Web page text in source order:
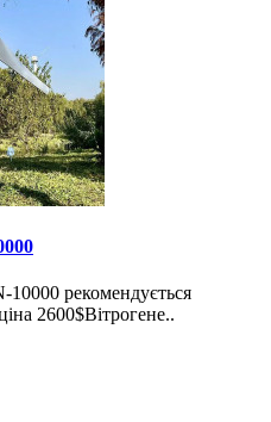
10000 рекомендується
2600$Вітрогене..